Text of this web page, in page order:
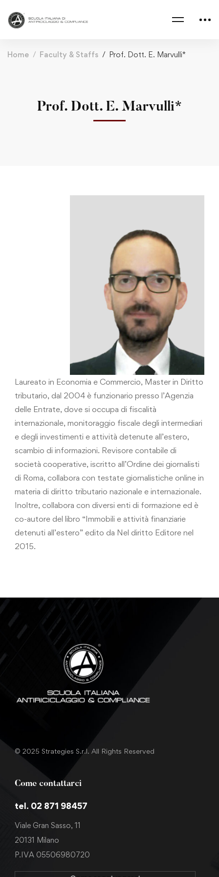
Home Faculty & Staffs Prof. Dott. E. Marvulli*
Prof. Dott. E. Marvulli*
Laureato in Economia e Commercio, Master in Diritto
tributario, dal 2004 è funzionario presso l’Agenzia
delle Entrate, dove si occupa di fiscalità
internazionale, monitoraggio fiscale degli intermediari
e degli investimenti e attività detenute all’estero,
scambio di informazioni. Revisore contabile di
società cooperative, iscritto all’Ordine dei giornalisti
di Roma, collabora con testate giornalistiche online in
materia di diritto tributario nazionale e internazionale.
Inoltre, collabora con diversi enti di formazione ed è
co-autore del libro “Immobili e attività finanziarie
detenuti all’estero” edito da Nel diritto Editore nel
2015.
© 2025 Strategies S.r.l. All Rights Reserved
Come contattarci
tel. 02 871 98457
Viale Gran Sasso, 11
20131 Milano
P.IVA 05506980720